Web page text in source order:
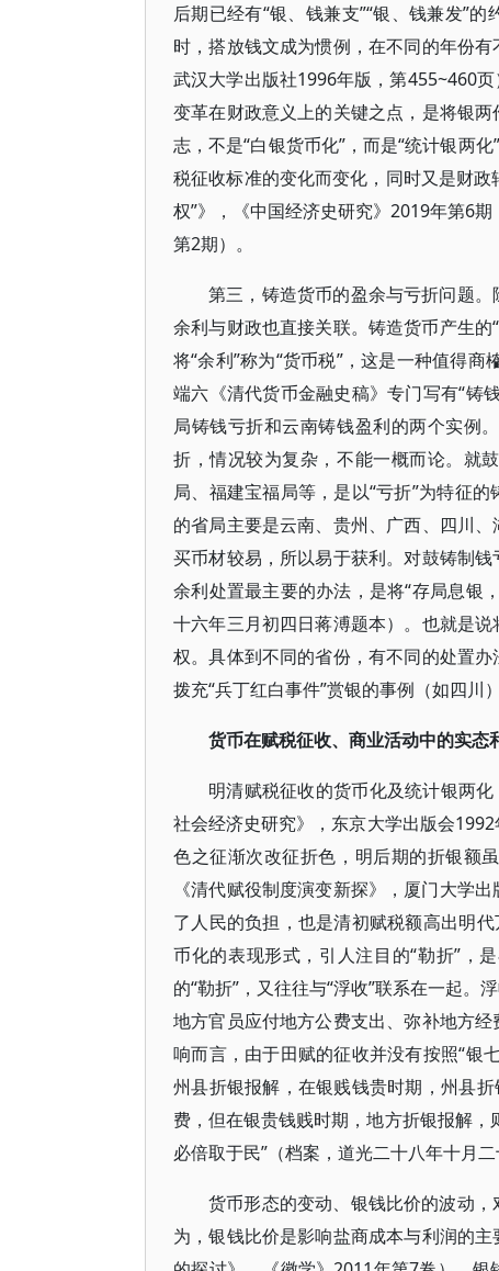
后期已经有“银、钱兼支”“银、钱兼发”
时，搭放钱文成为惯例，在不同的年份
武汉大学出版社1996年版，第455~460
变革在财政意义上的关键之点，是将银
志，不是“白银货币化”，而是“统计银两
税征收标准的变化而变化，同时又是财
权”》，《中国经济史研究》2019年第6
第2期）。
第三，铸造货币的盈余与亏折问题
余利与财政也直接关联。铸造货币产生的
将“余利”称为“货币税”，这是一种值得商
端六《清代货币金融史稿》专门写有“铸
局铸钱亏折和云南铸钱盈利的两个实例
折，情况较为复杂，不能一概而论。就
局、福建宝福局等，是以“亏折”为特征
的省局主要是云南、贵州、广西、四川
买币材较易，所以易于获利。对鼓铸制
余利处置最主要的办法，是将“存局息银
十六年三月初四日蒋溥题本）。也就是
权。具体到不同的省份，有不同的处置
拨充“兵丁红白事件”赏银的事例（如四川
货币在赋税征收、商业活动中的实态
明清赋税征收的货币化及统计银两
社会经济史研究》，东京大学出版会
色之征渐次改征折色，明后期的折银额
《清代赋役制度演变新探》，厦门大学
了人民的负担，也是清初赋税额高出明
币化的表现形式，引人注目的“勒折”，
的“勒折”，又往往与“浮收”联系在一起
地方官员应付地方公费支出、弥补地方
响而言，由于田赋的征收并没有按照“银
州县折银报解，在银贱钱贵时期，州县
费，但在银贵钱贱时期，地方折银报解
必倍取于民”（档案，道光二十八年十月
货币形态的变动、银钱比价的波动
为，银钱比价是影响盐商成本与利润的